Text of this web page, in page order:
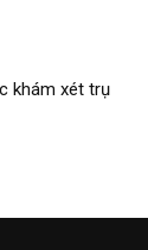
khám xét trụ